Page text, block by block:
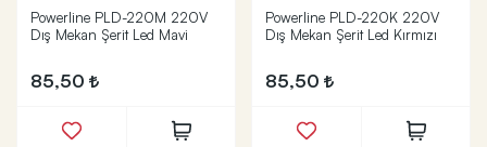
Powerline PLD-220M 220V
Dış Mekan Şerit Led Mavi
85,50
Powerline PLD-220K 220V
Dış Mekan Şerit Led Kırmızı
85,50